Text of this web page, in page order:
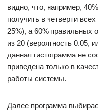
видно, что, например,
получить в четверти
25%), а 60% правильных
из 20 (вероятность 0.05,
данная гистограмма не
приведена только в
работы системы.
Далее программа